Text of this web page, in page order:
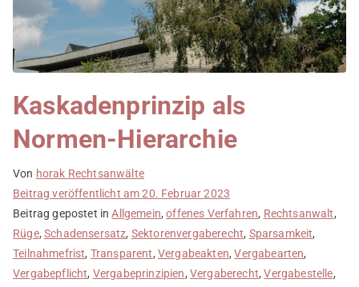
Kaskadenprinzip als
Normen-Hierarchie
Von horak Rechtsanwälte
Beitrag veröffentlicht am20. Februar 2023
Beitrag gepostet inAllgemein,offenes Verfahren, Rechtsanwalt,
Rüge,Schadensersatz, Sektorenvergaberecht, Sparsamkeit,
Teilnahmefrist, Transparent, Vergabeakten,Vergabearten,
Vergabepflicht, Vergabeprinzipien, Vergaberecht,Vergabestelle,